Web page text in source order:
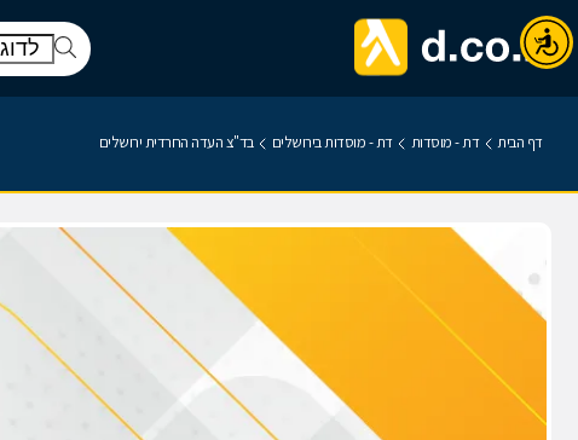
דף הבית דת - מוסדות דת - מוסדות בירושלים בד"צ העדה החרדית ירושלים